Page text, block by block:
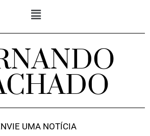
UMA NOTÍCIA